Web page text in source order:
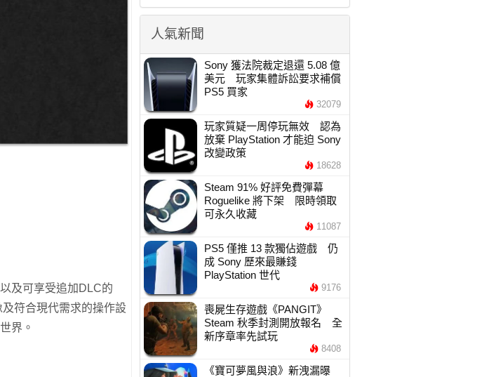
及可享受追加DLC的
符合現代需求的操作設
界。
人氣新聞
Sony 獲法院裁定退還 5.08 億
美元 玩家集體訴訟要求補償
PS5 買家
32079
玩家質疑一周停玩無效 認為
放棄 PlayStation 才能迫 Sony
改變政策
18628
Steam 91% 好評免費彈幕
Roguelike 將下架 限時領取
可永久收藏
11087
PS5 僅推 13 款獨佔遊戲 仍
成 Sony 歷來最賺錢
PlayStation 世代
9176
喪屍生存遊戲《PANGIT》
Steam 秋季封測開放報名 全
新序章率先試玩
8408
《寶可夢風與浪》新洩漏曝